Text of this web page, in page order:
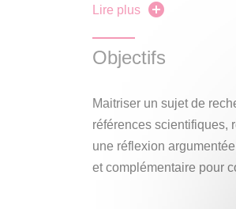
Le travail empirique peut
designer. Il nourrit la
également intégrer une
professionnels… Le
chercheur du laboratoire
Lire plus
Objectifs
Maitriser un sujet de
références scientifiques,
une réflexion
et complémentaire pour